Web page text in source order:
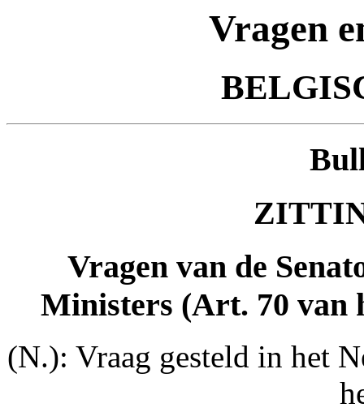
Vragen
Vragen van de
Ministers (Art. 70 van
(N.): Vraag gesteld in het